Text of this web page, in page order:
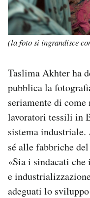
(la foto si ingrandisce
Taslima Akhter ha
pubblica la
seriamente di
lavoratori tessili in
sistema
sé alle fabbriche
«Sia i sindacati
e
adeguati lo